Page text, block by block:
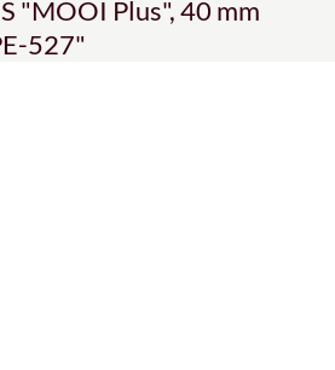
"MOOI Plus", 40 mm
527"